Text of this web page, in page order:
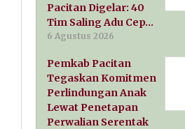
Pacitan Digelar: 40
Tim Saling Adu Cep…
6 Agustus 2026
Pemkab Pacitan
Tegaskan Komitmen
Perlindungan Anak
Lewat Penetapan
Perwalian Serentak